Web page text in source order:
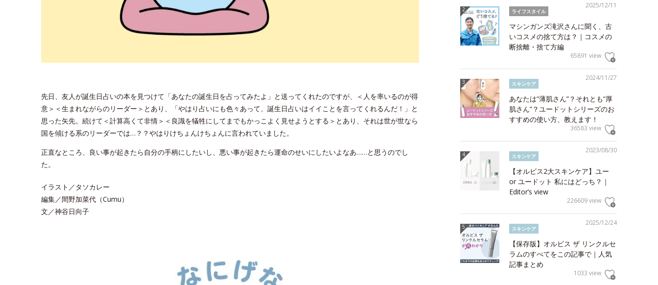
先日、友人が誕生日占いの本を見つけて「あなたの誕生日を占ってみたよ」と送ってくれたのですが、＜人を率いるのが得
意＞＜生まれながらのリーダー＞とあり、「やはり占いにも色々あって、誕生日占いはイイことを言ってくれるんだ！」と
思った矢先。続けて＜計算高くて非情＞＜良識を犠牲にしてまでもかっこよく見せようとする＞とあり、それは世が世なら
国を傾ける系のリーダーでは…？？やはりけちょんけちょんに言われていました。
正直なところ、良い事が起きたら自分の手柄にしたいし、悪い事が起きたら運命のせいにしたいよなあ……と思うのでし
た。
イラスト／タソカレー
編集／間野加菜代（Cumu）
文／神谷日向子
2025/12/11
ライフスタイル
マシンガンズ滝沢さんに聞く、古
いコスメの捨て方は？｜コスメの
断捨離・捨て方編
65891 view
2024/11/27
スキンケア
あなたは“薄肌さん”？それとも“厚
肌さん”？ユードットシリーズのお
すすめの使い方、教えます！
36583 view
2023/08/30
スキンケア
【オルビス2大スキンケア】ユー
or ユードット 私にはどっち？｜
Editor’s view
226609 view
2025/12/24
スキンケア
【保存版】オルビス ザ リンクルセ
ラムのすべてをこの記事で｜人気
記事まとめ
1033 view